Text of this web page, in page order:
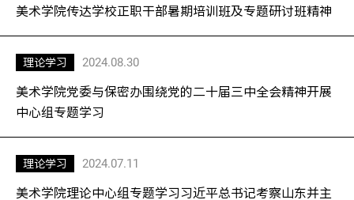
美术学院传达学校正职干部暑期培训班及专题研讨班精神
理论学习 2024.08.30
美术学院党委与保密办围绕党的二十届三中全会精神开展
中心组专题学习
理论学习 2024.07.11
美术学院理论中心组专题学习习近平总书记考察山东并主